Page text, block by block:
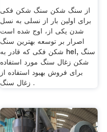
از سنگ شکن سنگ شکن فکی
برای اولین بار از نسلی به نسل
شدن یکی از، اوج شده است
اصرار بر توسعه بهترین سنگ
شکن فکی که قادر به hel, سنگ
شکن زغال سنگ مورد استفاده
برای فروش بهبود استفاده از
زغال سنگ .